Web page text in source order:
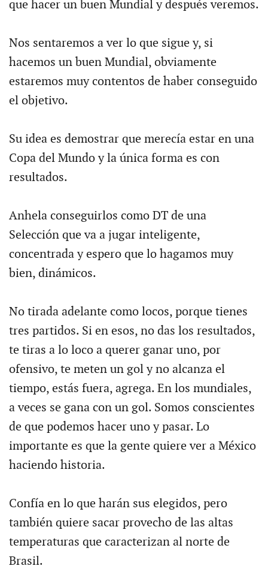
que hacer un buen Mundial y después veremos.
Nos sentaremos a ver lo que sigue y, si
hacemos un buen Mundial, obviamente
estaremos muy contentos de haber conseguido
el objetivo.
Su idea es demostrar que merecía estar en una
Copa del Mundo y la única forma es con
resultados.
Anhela conseguirlos como DT de una
Selección que va a jugar inteligente,
concentrada y espero que lo hagamos muy
bien, dinámicos.
No tirada adelante como locos, porque tienes
tres partidos. Si en esos, no das los resultados,
te tiras a lo loco a querer ganar uno, por
ofensivo, te meten un gol y no alcanza el
tiempo, estás fuera, agrega. En los mundiales,
a veces se gana con un gol. Somos conscientes
de que podemos hacer uno y pasar. Lo
importante es que la gente quiere ver a México
haciendo historia.
Confía en lo que harán sus elegidos, pero
también quiere sacar provecho de las altas
temperaturas que caracterizan al norte de
Brasil.